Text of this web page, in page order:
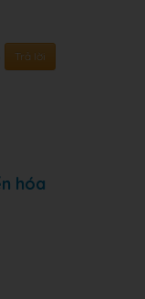
Trả lời
hóa